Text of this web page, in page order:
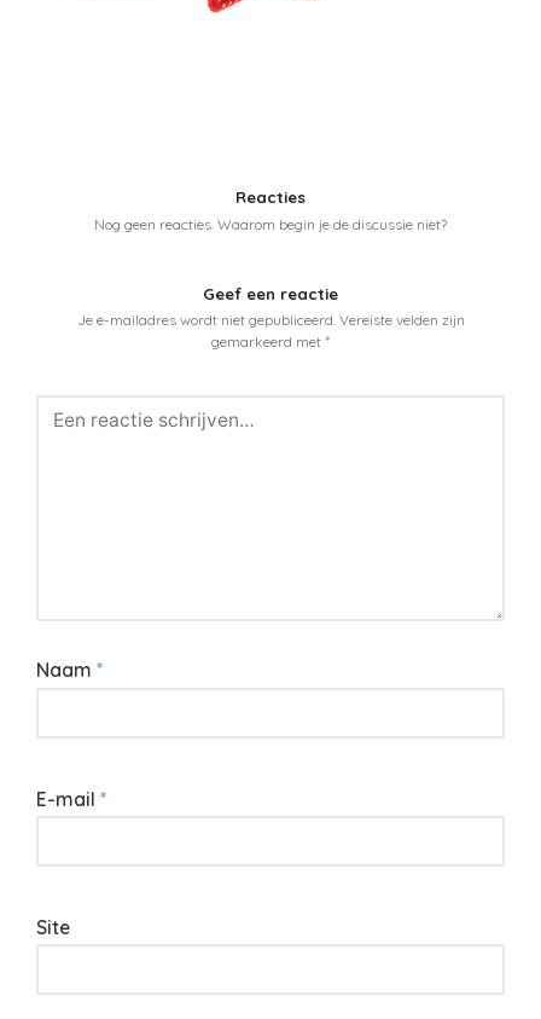
Reacties
Nog geen reacties. Waarom begin je de discussie niet?
Geef een reactie
Je e-mailadres wordt niet gepubliceerd. Vereiste velden zijn
gemarkeerd met *
Naam *
E-mail *
Site